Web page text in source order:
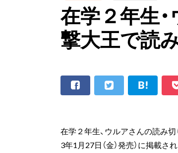
在学２年生
撃大王で読
在学２年生、ウルアさんの読み
3年1月27日（金）発売）に掲載さ